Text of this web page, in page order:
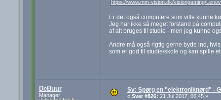
https://www.mm-vision.dk/visiongaming/
Er det også computere som ville kunne
Jeg har ikke så meget forstand på
af alt bruges til studie - men jeg kunne
Andre må også rigtig gerne byde ind,
som er god til studie/skole og kan spille
DeBuur
Manager
Sv: Spørg en "elektroniknørd" -
« Svar #826: 21 Jul 2017, 06:45 »